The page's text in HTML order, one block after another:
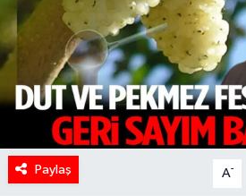
Paylaş A-
İlginç
KÜLTÜR SANAT
MAGAZİN
Oyun